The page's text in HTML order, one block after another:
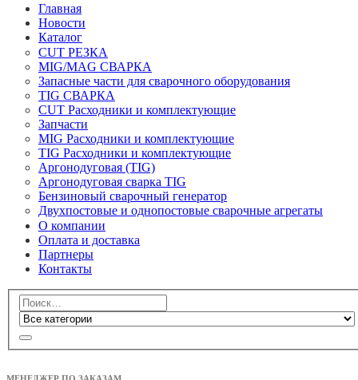
Главная
Новости
Каталог
CUT РЕЗКА
MIG/MAG СВАРКА
Запасные части для сварочного оборудования
TIG СВАРКА
CUT Расходники и комплектующие
Запчасти
MIG Расходники и комплектующие
TIG Расходники и комплектующие
Аргонодуговая (TIG)
Аргонодуговая сварка TIG
Бензиновый сварочный генератор
Двухпостовые и однопостовые сварочные агрегаты
О компании
Оплата и доставка
Партнеры
Контакты